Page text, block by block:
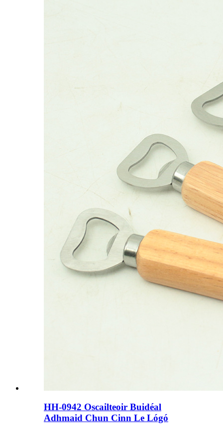
HH-0942 Oscailteoir Buidéal
Adhmaid Chun Cinn Le Lógó